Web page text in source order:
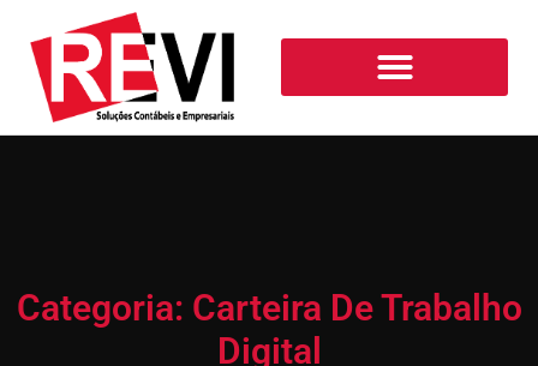
Categoria: Carteira De Trabalho
Digital